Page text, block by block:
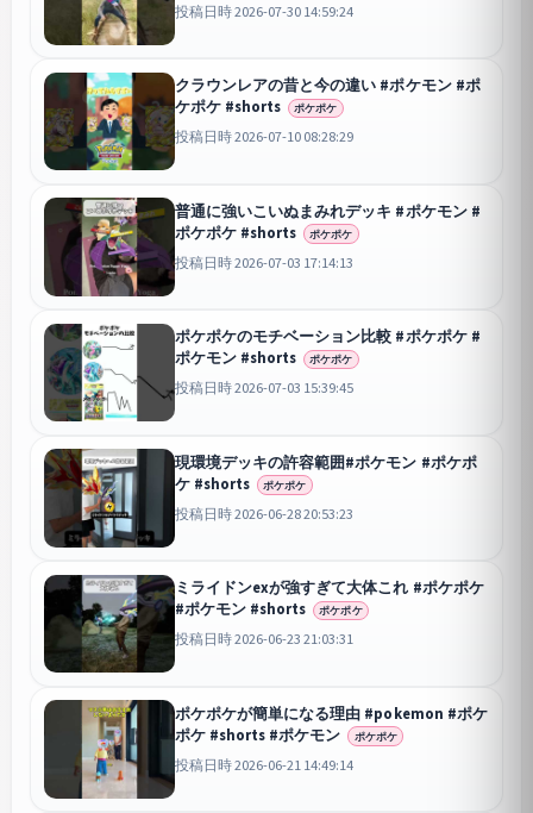
投稿日時 2026-07-30 14:59:24
クラウンレアの昔と今の違い #ポケモン #ポ
ケポケ #shorts
ポケポケ
投稿日時 2026-07-10 08:28:29
普通に強いこいぬまみれデッキ #ポケモン #
ポケポケ #shorts
ポケポケ
投稿日時 2026-07-03 17:14:13
ポケポケのモチベーション比較 #ポケポケ #
ポケモン #shorts
ポケポケ
投稿日時 2026-07-03 15:39:45
現環境デッキの許容範囲#ポケモン #ポケポ
ケ #shorts
ポケポケ
投稿日時 2026-06-28 20:53:23
ミライドンexが強すぎて大体これ #ポケポケ
#ポケモン #shorts
ポケポケ
投稿日時 2026-06-23 21:03:31
ポケポケが簡単になる理由 #pokemon #ポケ
ポケ #shorts #ポケモン
ポケポケ
投稿日時 2026-06-21 14:49:14